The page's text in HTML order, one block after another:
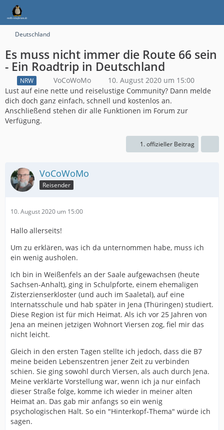
Deutschland
Es muss nicht immer die Route 66 sein
- Ein Roadtrip in Deutschland
NRW VoCoWoMo
10. August 2020 um 15:00
Lust auf eine nette und reiselustige Community? Dann melde
dich doch ganz einfach, schnell und kostenlos an.
Anschließend stehen dir alle Funktionen im Forum zur
Verfügung.
1. offizieller Beitrag
VoCoWoMo
Reisender
10. August 2020 um 15:00
Hallo allerseits!
Um zu erklären, was ich da unternommen habe, muss ich
ein wenig ausholen.
Ich bin in Weißenfels an der Saale aufgewachsen (heute
Sachsen-Anhalt), ging in Schulpforte, einem ehemaligen
Zisterzienserkloster (und auch im Saaletal), auf eine
Internatsschule und hab später in Jena (Thüringen) studiert.
Diese Region ist für mich Heimat. Als ich vor 25 Jahren von
Jena an meinen jetzigen Wohnort Viersen zog, fiel mir das
nicht leicht.
Gleich in den ersten Tagen stellte ich jedoch, dass die B7
meine beiden Lebenszentren jener Zeit zu verbinden
schien. Sie ging sowohl durch Viersen, als auch durch Jena.
Meine verklärte Vorstellung war, wenn ich ja nur einfach
dieser Straße folge, komme ich wieder in meiner alten
Heimat an. Das gab mir anfangs so ein wenig
psychologischen Halt. So ein "Hinterkopf-Thema" würde ich
sagen.